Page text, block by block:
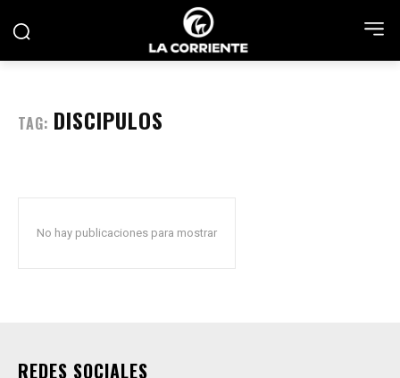
TAG: DISCIPULOS
No hay publicaciones para mostrar
REDES SOCIALES